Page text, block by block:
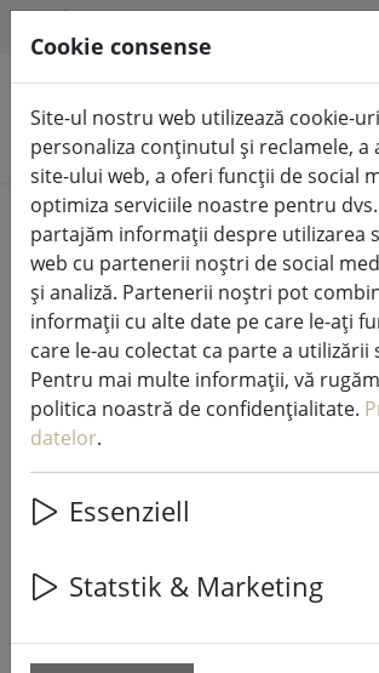
Căutare produse
Home Lumini de zână și iluminat
Kaemingk Lumineo LED
basm Basic cu dimmer
cald în aer liber 9 m negru
Cookie consense
Site-ul nostru web utilizează cookie-
personaliza conținutul și reclamele, a
site-ului web, a oferi funcții de social
optimiza serviciile noastre pentru
partajăm informații despre utilizarea
web cu partenerii noștri de social
și analiză. Partenerii noștri pot
informații cu alte date pe care le-ați
care le-au colectat ca parte a utilizării
Pentru mai multe informații, vă
politica noastră de confidențialitate.
datelor.
Essenziell
Statstik & Marketing